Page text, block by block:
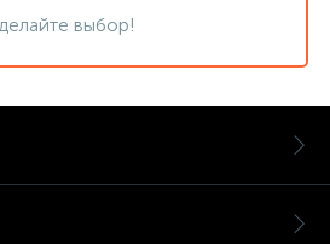
выбор!